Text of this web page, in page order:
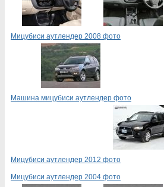
Мицубиси аутлендер 2008 фото
Машина мицубиси аутлендер фото
Мицубиси аутлендер 2012 фото
Мицубиси аутлендер 2004 фото